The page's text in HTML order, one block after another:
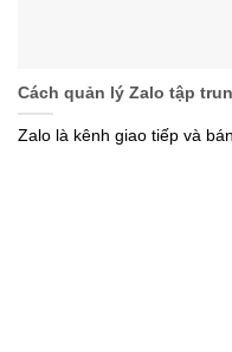
Cách quản lý Zalo tập
Zalo là kênh giao tiếp và